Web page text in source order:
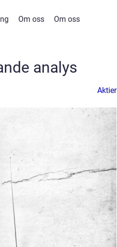
Om oss Om oss
analys
Aktier